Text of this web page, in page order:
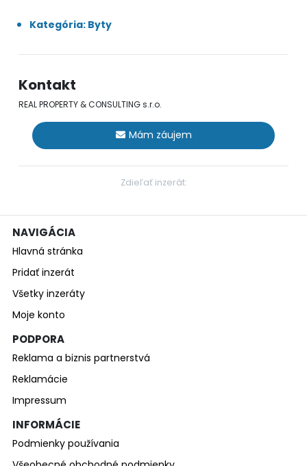
Kategória: Byty
Kontakt
REAL PROPERTY & CONSULTING s.r.o.
Mám záujem
Zdieľať inzerát:
NAVIGÁCIA
Hlavná stránka
Pridať inzerát
Všetky inzeráty
Moje konto
PODPORA
Reklama a biznis partnerstvá
Reklamácie
Impressum
INFORMÁCIE
Podmienky používania